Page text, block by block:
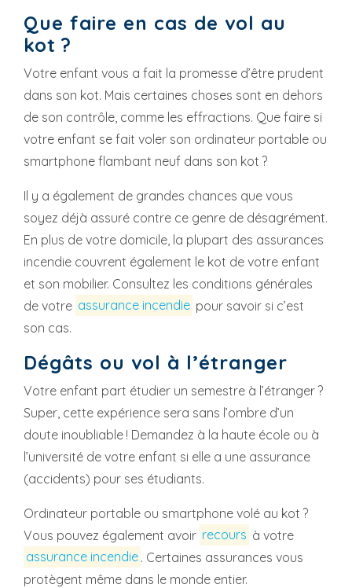
Que faire en cas de vol au
kot ?
Votre enfant vous a fait la promesse d’être prudent
dans son kot. Mais certaines choses sont en dehors
de son contrôle, comme les effractions. Que faire si
votre enfant se fait voler son ordinateur portable ou
smartphone flambant neuf dans son kot ?
Il y a également de grandes chances que vous
soyez déjà assuré contre ce genre de désagrément.
En plus de votre domicile, la plupart des assurances
incendie couvrent également le kot de votre enfant
et son mobilier. Consultez les conditions générales
de votre assurance incendie pour savoir si c’est
son cas.
Dégâts ou vol à l’étranger
Votre enfant part étudier un semestre à l’étranger ?
Super, cette expérience sera sans l’ombre d’un
doute inoubliable ! Demandez à la haute école ou à
l’université de votre enfant si elle a une assurance
(accidents) pour ses étudiants.
Ordinateur portable ou smartphone volé au kot ?
Vous pouvez également avoir recours à votre
assurance incendie . Certaines assurances vous
protègent même dans le monde entier.